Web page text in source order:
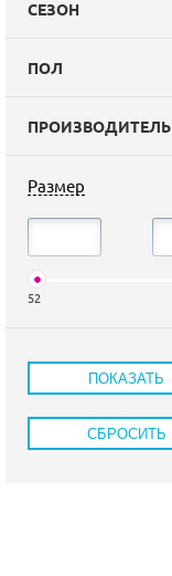
СЕЗОН
ПОЛ
ПРОИЗВОДИТЕЛЬ
Размер
52